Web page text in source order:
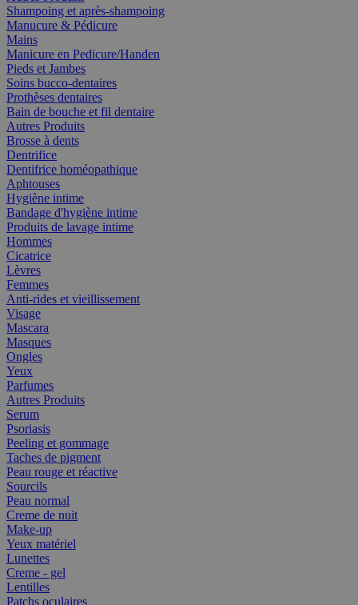
Shampoing et après-shampoing
Manucure & Pédicure
Mains
Manicure en Pedicure/Handen
Pieds et Jambes
Soins bucco-dentaires
Prothèses dentaires
Bain de bouche et fil dentaire
Autres Produits
Brosse à dents
Dentrifice
Dentifrice homéopathique
Aphtouses
Hygiène intime
Bandage d'hygiène intime
Produits de lavage intime
Hommes
Cicatrice
Lèvres
Femmes
Anti-rides et vieillissement
Visage
Mascara
Masques
Ongles
Yeux
Parfumes
Autres Produits
Serum
Psoriasis
Peeling et gommage
Taches de pigment
Peau rouge et réactive
Sourcils
Peau normal
Creme de nuit
Make-up
Yeux matériel
Lunettes
Creme - gel
Lentilles
Patchs oculaires